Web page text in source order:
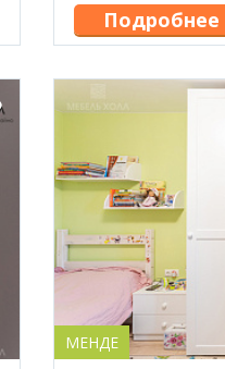
Подробнее
МЕНДЕ